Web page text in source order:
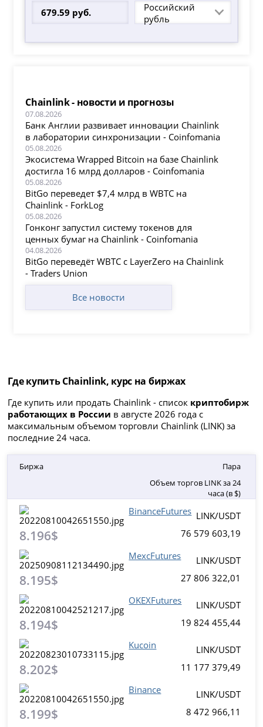
Российский
рубль
Chainlink - новости и прогнозы
07.08.2026
Банк Англии развивает инновации Chainlink
в лаборатории синхронизации - Coinfomania
05.08.2026
Экосистема Wrapped Bitcoin на базе Chainlink
достигла 16 млрд долларов - Coinfomania
05.08.2026
BitGo переведет $7,4 млрд в WBTC на
Chainlink - ForkLog
05.08.2026
Гонконг запустил систему токенов для
ценных бумаг на Chainlink - Coinfomania
04.08.2026
BitGo переведёт WBTC с LayerZero на Chainlink
- Traders Union
Все новости
Где купить Chainlink, курс на биржах
Где купить или продать Chainlink - список криптобирж
работающих в России в августе 2026 года с
максимальным объемом торговли Chainlink (LINK) за
последние 24 часа.
Биржа
Пара
Объем торгов LINK за 24
часа (в $)
BinanceFutures
8.196$
LINK/USDT
76 579 603,19
MexcFutures
8.195$
LINK/USDT
27 806 322,01
OKEXFutures
8.194$
LINK/USDT
19 824 455,44
Kucoin
8.202$
LINK/USDT
11 177 379,49
Binance
8.199$
LINK/USDT
8 472 966,11